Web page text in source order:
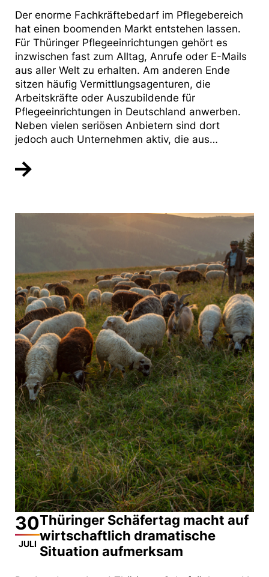
Der enorme Fachkräftebedarf im Pflegebereich
hat einen boomenden Markt entstehen lassen.
Für Thüringer Pflegeeinrichtungen gehört es
inzwischen fast zum Alltag, Anrufe oder E-Mails
aus aller Welt zu erhalten. Am anderen Ende
sitzen häufig Vermittlungsagenturen, die
Arbeitskräfte oder Auszubildende für
Pflegeeinrichtungen in Deutschland anwerben.
Neben vielen seriösen Anbietern sind dort
jedoch auch Unternehmen aktiv, die aus…
30
JULI
Thüringer Schäfertag macht auf
wirtschaftlich dramatische
Situation aufmerksam